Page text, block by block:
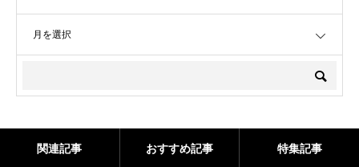
関連記事 おすすめ記事 特集記事